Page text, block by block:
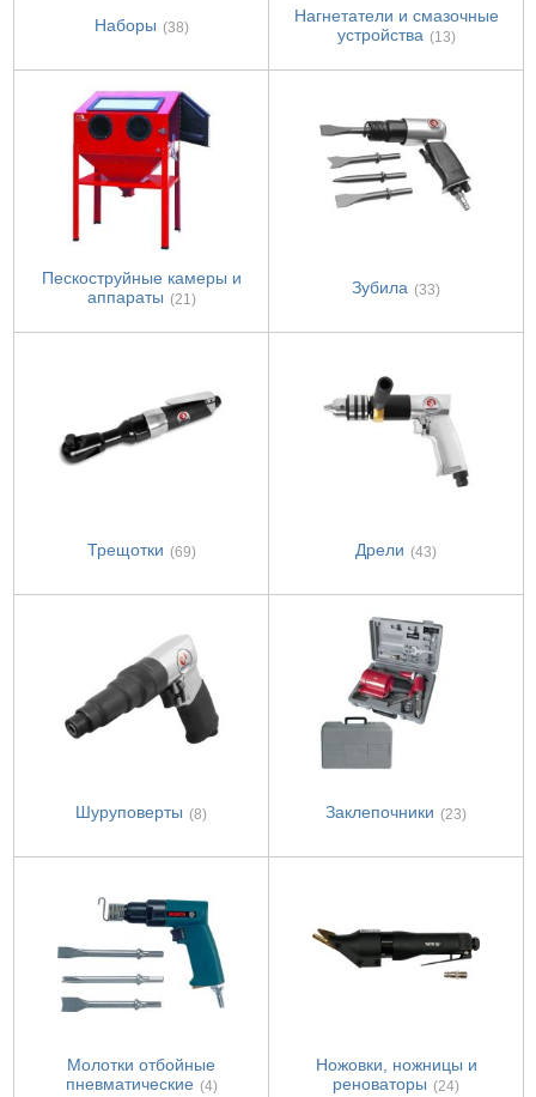
Наборы (38)
Нагнетатели и смазочные
устройства (13)
Пескоструйные камеры и
аппараты (21)
Зубила (33)
Трещотки (69) Дрели (43)
Шуруповерты (8) Заклепочники (23)
Молотки отбойные
пневматические (4)
Ножовки, ножницы и
реноваторы (24)